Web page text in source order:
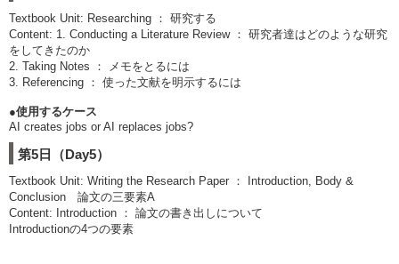
Textbook Unit: Researching ： 研究する
Content: 1. Conducting a Literature Review ： 研究者達はどのような研究
をしてきたのか
2. Taking Notes ： メモをとるには
3. Referencing ： 使った文献を明示するには
●使用するケース
AI creates jobs or AI replaces jobs?
第5日（Day5）
Textbook Unit: Writing the Research Paper ： Introduction, Body &
Conclusion 論文の三要素A
Content: Introduction ： 論文の書き出しについて
Introductionの4つの要素